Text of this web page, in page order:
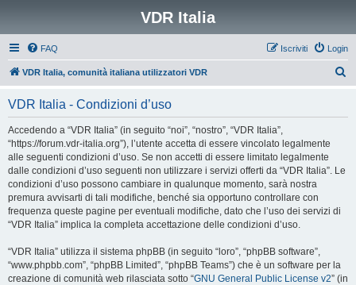
VDR Italia
FAQ Login
Iscriviti
VDR Italia, comunità italiana utilizzatori VDR
VDR Italia - Condizioni d’uso
Accedendo a “VDR Italia” (in seguito “noi”, “nostro”, “VDR Italia”,
“https://forum.vdr-italia.org”), l’utente accetta di essere vincolato legalmente
alle seguenti condizioni d’uso. Se non accetti di essere limitato legalmente
dalle condizioni d’uso seguenti non utilizzare i servizi offerti da “VDR Italia”. Le
condizioni d’uso possono cambiare in qualunque momento, sarà nostra
premura avvisarti di tali modifiche, benché sia opportuno controllare con
frequenza queste pagine per eventuali modifiche, dato che l’uso dei servizi di
“VDR Italia” implica la completa accettazione delle condizioni d’uso.
“VDR Italia” utilizza il sistema phpBB (in seguito “loro”, “phpBB software”,
“www.phpbb.com”, “phpBB Limited”, “phpBB Teams”) che è un software per la
creazione di comunità web rilasciata sotto “GNU General Public License v2” (in